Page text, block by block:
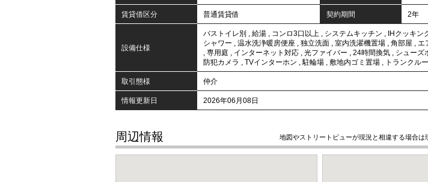
賃貸借区分 普通賃貸借 契約期間 2年
設備仕様
バストイレ別 , 給湯 , コンロ3口以上 , システムキッチン , IHクッキン
シャワー , 温水洗浄暖房便座 , 独立洗面 , 室内洗濯機置場 , 角部屋 , エ
, 専用庭 , インターネット対応 , 光ファイバー , 24時間換気 , シューズ
防犯カメラ , TVインターホン ,駐輪場 , 敷地内ゴミ置場 , トランクル
取引態様 仲介
情報更新日 2026年06月08日
周辺情報 地図やストリートビューが現況と相違する場合は